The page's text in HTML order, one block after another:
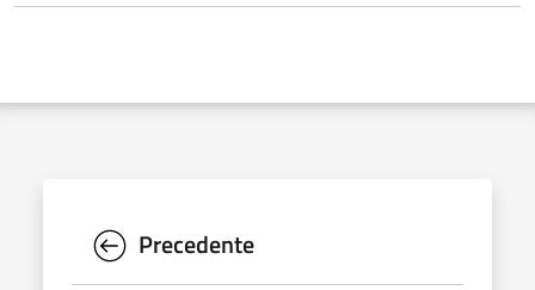
Precedente